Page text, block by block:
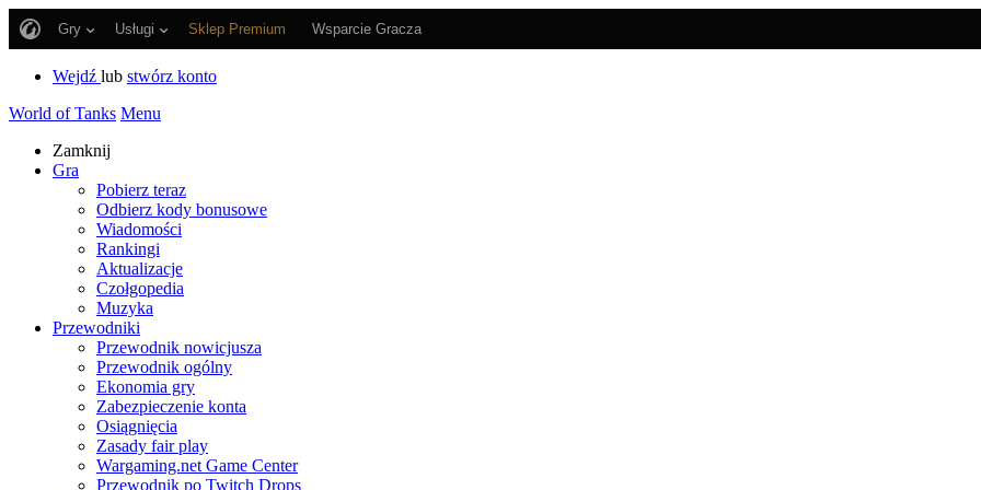
Gry Usługi Sklep Premium Wsparcie Gracza
Wejdź lub stwórz konto
World of Tanks Menu
Zamknij
Gra
Pobierz teraz
Odbierz kody bonusowe
Wiadomości
Rankingi
Aktualizacje
Czołgopedia
Muzyka
Przewodniki
Przewodnik nowicjusza
Przewodnik ogólny
Ekonomia gry
Zabezpieczenie konta
Osiągnięcia
Zasady fair play
Wargaming.net Game Center
Przewodnik po Twitch Drops